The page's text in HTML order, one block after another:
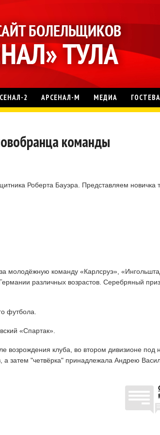
2 АРСЕНАЛ-М МЕДИА
команды
Роберта Бауэра. Представляем новичка
молодёжную команду «Карлсруэ»,
различных возрастов. Серебряный
футбола.
«Спартак».
возрождения клуба, во втором дивизионе под
затем "четвёрка" принадлежала Андрею